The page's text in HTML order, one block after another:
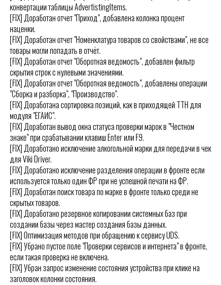
конвертации таблицы AdvertistingItems.
[FIX] Доработан отчет "Приход", добавлена колонка процент
наценки.
[FIX] Доработан отчет "Номенклатура товаров со свойствами", не все
товары могли попадать в отчёт.
[FIX] Доработан отчет "Оборотная ведомость", добавлен фильтр
скрытия строк с нулевыми значениями.
[FIX] Доработан отчет "Оборотная ведомость", добавлены операции
"Сборка и разборка", "Производство".
[FIX] Доработана сортировка позиций, как в приходящей ТТН для
модуля "ЕГАИС".
[FIX] Доработан вывод окна статуса проверки марок в "Честном
знаке" при срабатывании клавиш Enter или F9.
[FIX] Доработано исключение алкогольной марки для передачи в чек
для Viki Driver.
[FIX] Доработано исключение разделения операции в фронте если
используется только один ФР при не успешной печати на ФР.
[FIX] Доработан поиск товара по марке в фронте только среди не
скрытых товаров.
[FIX] Доработано резервное копировании системных баз при
создании базы через мастер создания базы данных.
[FIX] Оптимизация методов при обращению к сервису UDS.
[FIX] Убрано пустое поле "Проверки сервисов и интернета" в фронте,
если такая проверка не включена.
[FIX] Убран запрос изменение состояния устройства при клике на
заголовок колонки состояния.